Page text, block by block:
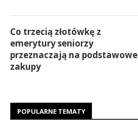
Co trzecią złotówkę z
emerytury seniorzy
przeznaczają na podstawowe
zakupy
POPULARNE TEMATY